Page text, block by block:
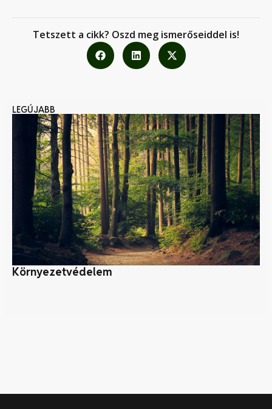
Tetszett a cikk? Oszd meg ismerőseiddel is!
LEGÚJABB
Környezetvédelem